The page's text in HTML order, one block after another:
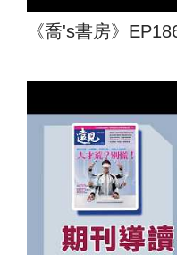
《喬's書房》